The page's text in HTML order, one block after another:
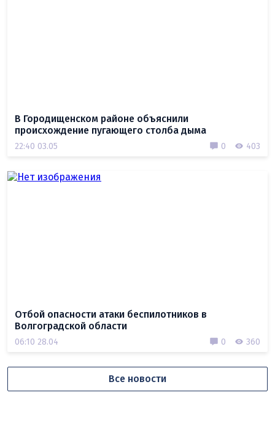
В Городищенском районе объяснили
происхождение пугающего столба дыма
22:40 03.05 0 403
Отбой опасности атаки беспилотников в
Волгоградской области
06:10 28.04 0 360
Все новости